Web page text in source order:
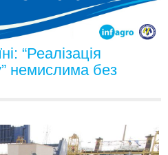
“Реалізація
немислима без